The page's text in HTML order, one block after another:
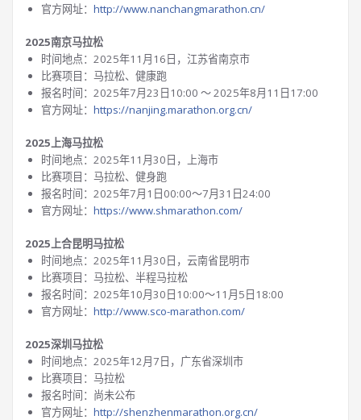
官方网址： http://www.nanchangmarathon.cn/
2025南京马拉松
时间地点：2025年11月16日，江苏省南京市
比赛项目：马拉松、健康跑
报名时间：2025年7月23日10:00 ～ 2025年8月11日17:00
官方网址： https://nanjing.marathon.org.cn/
2025上海马拉松
时间地点：2025年11月30日，上海市
比赛项目：马拉松、健身跑
报名时间：2025年7月1日00:00～7月31日24:00
官方网址： https://www.shmarathon.com/
2025上合昆明马拉松
时间地点：2025年11月30日，云南省昆明市
比赛项目：马拉松、半程马拉松
报名时间：2025年10月30日10:00～11月5日18:00
官方网址： http://www.sco-marathon.com/
2025深圳马拉松
时间地点：2025年12月7日，广东省深圳市
比赛项目：马拉松
报名时间：尚未公布
官方网址： http://shenzhenmarathon.org.cn/